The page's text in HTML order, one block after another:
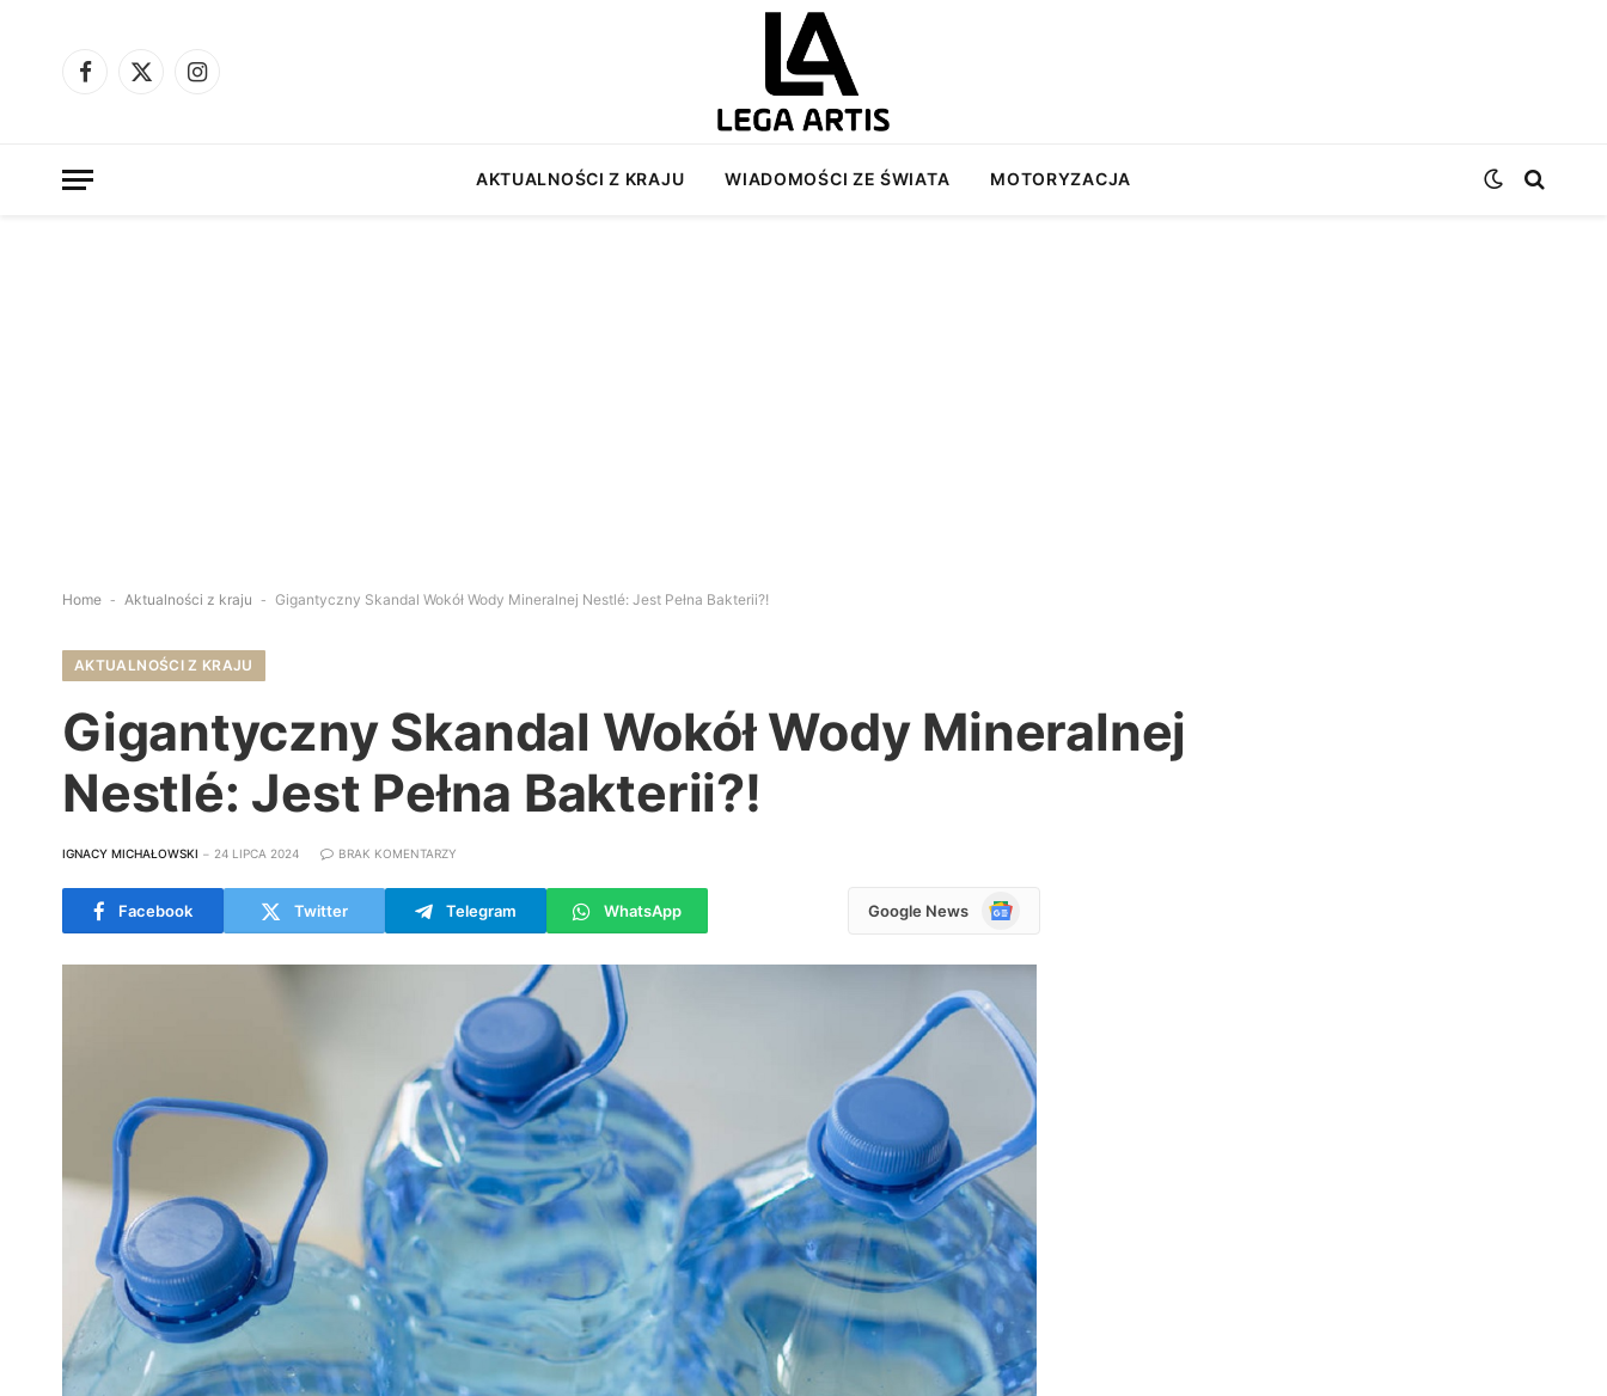
Facebook
X
Instagram
AKTUALNOŚCI Z KRAJU WIADOMOŚCI ZE ŚWIATA MOTORYZACJA
Home - Aktualności z kraju - Gigantyczny Skandal Wokół Wody Mineralnej Nestlé: Jest Pełna Bakterii?!
AKTUALNOŚCI Z KRAJU
Gigantyczny Skandal Wokół Wody Mineralnej
Nestlé: Jest Pełna Bakterii?!
IGNACY MICHAŁOWSKI 24 LIPCA 2024 BRAK KOMENTARZY
Facebook Twitter Telegram WhatsApp Google News
Google